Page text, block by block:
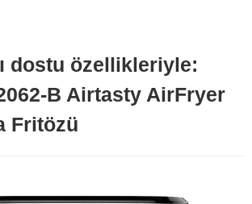
dostu özellikleriyle:
B Airtasty AirFryer
Fritözü